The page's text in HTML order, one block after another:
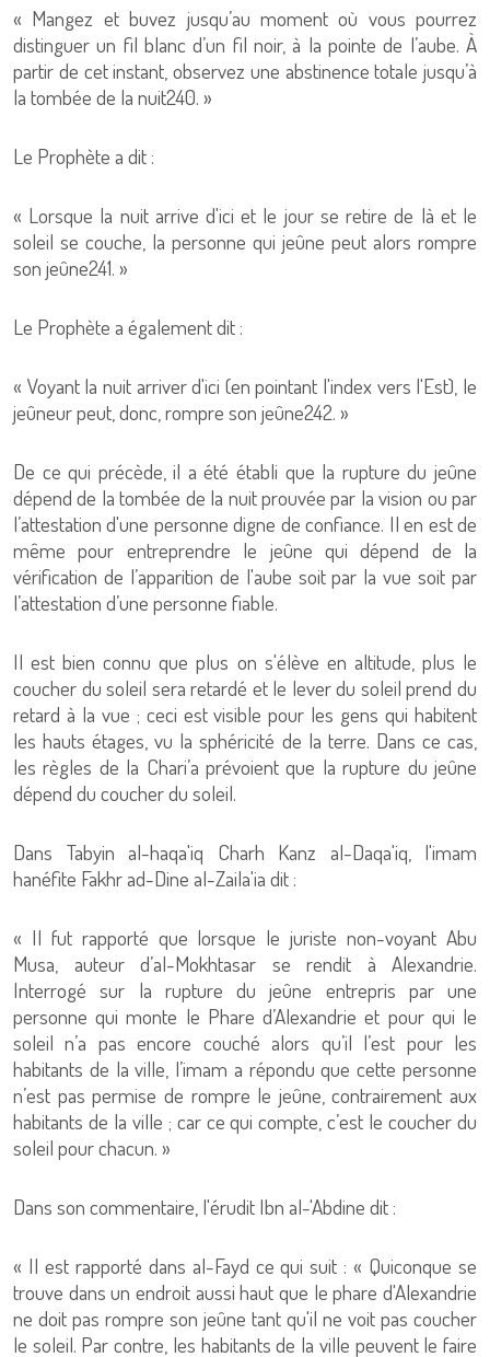
« Mangez et buvez jusqu’au moment où vous pourrez
distinguer un fil blanc d’un fil noir, à la pointe de l’aube. À
partir de cet instant, observez une abstinence totale jusqu’à
la tombée de la nuit240. »
Le Prophète a dit :
« Lorsque la nuit arrive d'ici et le jour se retire de là et le
soleil se couche, la personne qui jeûne peut alors rompre
son jeûne241. »
Le Prophète a également dit :
« Voyant la nuit arriver d'ici (en pointant l'index vers l'Est), le
jeûneur peut, donc, rompre son jeûne242. »
De ce qui précède, il a été établi que la rupture du jeûne
dépend de la tombée de la nuit prouvée par la vision ou par
l’attestation d'une personne digne de confiance. Il en est de
même pour entreprendre le jeûne qui dépend de la
vérification de l’apparition de l'aube soit par la vue soit par
l’attestation d’une personne fiable.
Il est bien connu que plus on s'élève en altitude, plus le
coucher du soleil sera retardé et le lever du soleil prend du
retard à la vue ; ceci est visible pour les gens qui habitent
les hauts étages, vu la sphéricité de la terre. Dans ce cas,
les règles de la Chari’a prévoient que la rupture du jeûne
dépend du coucher du soleil.
Dans Tabyin al-haqa'iq Charh Kanz al-Daqa'iq, l'imam
hanéfite Fakhr ad-Dine al-Zaila'ia dit :
« Il fut rapporté que lorsque le juriste non-voyant Abu
Musa, auteur d’al-Mokhtasar se rendit à Alexandrie.
Interrogé sur la rupture du jeûne entrepris par une
personne qui monte le Phare d’Alexandrie et pour qui le
soleil n’a pas encore couché alors qu’il l’est pour les
habitants de la ville, l’imam a répondu que cette personne
n’est pas permise de rompre le jeûne, contrairement aux
habitants de la ville ; car ce qui compte, c’est le coucher du
soleil pour chacun. »
Dans son commentaire, l'érudit Ibn al-'Abdine dit :
« Il est rapporté dans al-Fayd ce qui suit : « Quiconque se
trouve dans un endroit aussi haut que le phare d'Alexandrie
ne doit pas rompre son jeûne tant qu'il ne voit pas coucher
le soleil. Par contre, les habitants de la ville peuvent le faire